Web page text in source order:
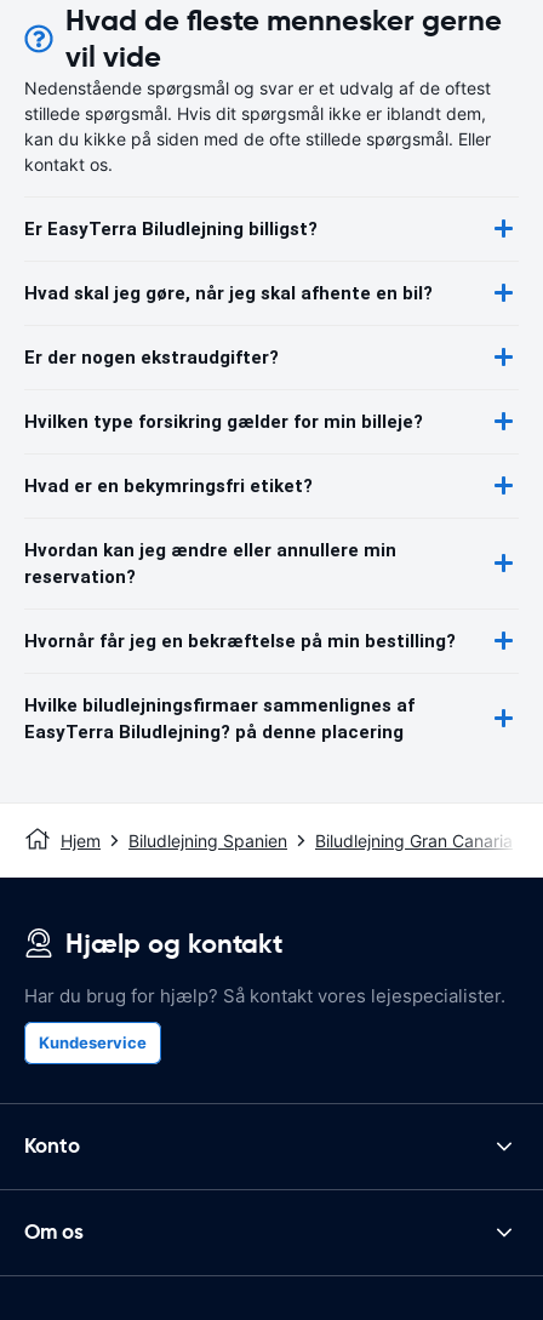
Hvad de fleste mennesker gerne
vil vide
Nedenstående spørgsmål og svar er et udvalg af de oftest
stillede spørgsmål. Hvis dit spørgsmål ikke er iblandt dem,
kan du kikke på siden med de ofte stillede spørgsmål. Eller
kontakt os.
Er EasyTerra Biludlejning billigst?
Hvad skal jeg gøre, når jeg skal afhente en bil?
Er der nogen ekstraudgifter?
Hvilken type forsikring gælder for min billeje?
Hvad er en bekymringsfri etiket?
Hvordan kan jeg ændre eller annullere min
reservation?
Hvornår får jeg en bekræftelse på min bestilling?
Hvilke biludlejningsfirmaer sammenlignes af
EasyTerra Biludlejning? på denne placering
Hjem Biludlejning Spanien Biludlejning Gran Canaria
Hjælp og kontakt
Har du brug for hjælp? Så kontakt vores lejespecialister.
Kundeservice
Konto
Om os